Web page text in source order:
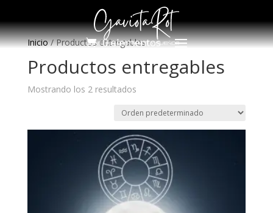
0 elementos
Inicio/Productos entregables
Productos entregables
Mostrando los 2 resultados